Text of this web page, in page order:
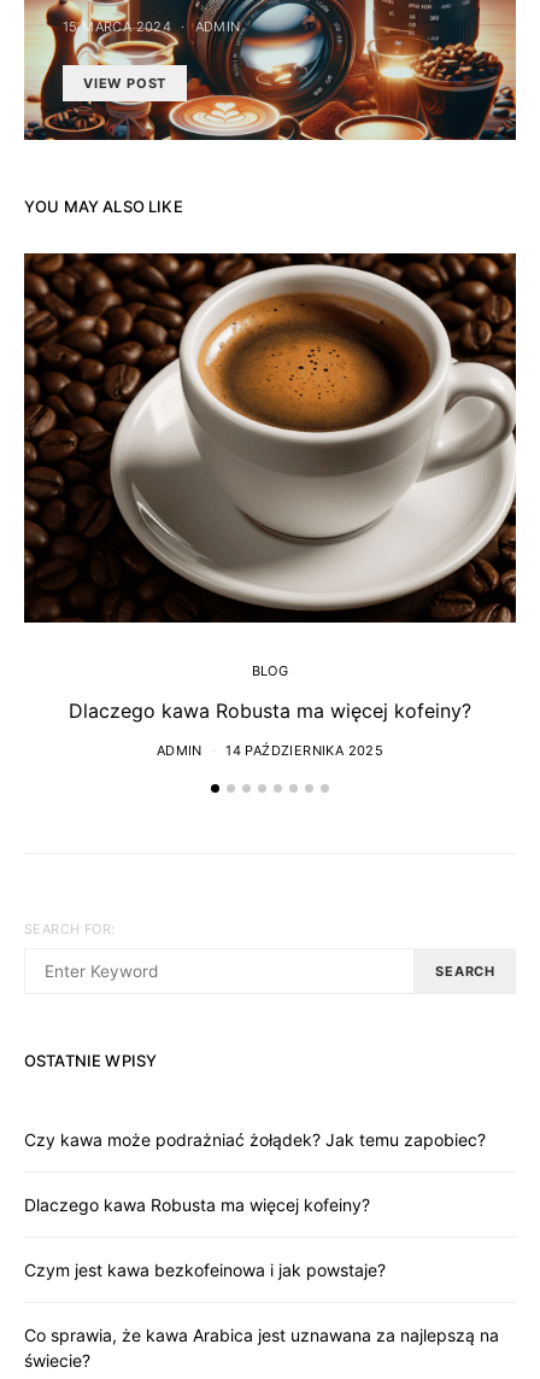
15 MARCA 2024 ADMIN
VIEW POST
YOU MAY ALSO LIKE
BLOG
Dlaczego kawa Robusta ma więcej kofeiny?
ADMIN 14 PAŹDZIERNIKA 2025
SEARCH FOR:
SEARCH
OSTATNIE WPISY
Czy kawa może podrażniać żołądek? Jak temu zapobiec?
Dlaczego kawa Robusta ma więcej kofeiny?
Czym jest kawa bezkofeinowa i jak powstaje?
Co sprawia, że kawa Arabica jest uznawana za najlepszą na
świecie?